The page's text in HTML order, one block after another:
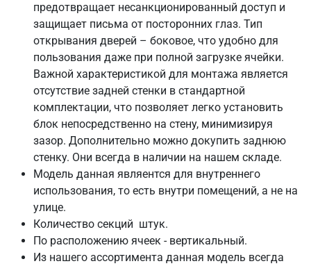
предотвращает несанкционированный доступ и
защищает письма от посторонних глаз. Тип
открывания дверей – боковое, что удобно для
пользования даже при полной загрузке ячейки.
Важной характеристикой для монтажа является
отсутствие задней стенки в стандартной
комплектации, что позволяет легко установить
блок непосредственно на стену, минимизируя
зазор. Дополнительно можно докупить заднюю
стенку. Они всегда в наличии на нашем складе.
Модель данная являентся для внутреннего
использования, то есть внутри помещений, а не на
улице.
Количество секций штук.
По расположению ячеек - вертикальный.
Из нашего ассортимента данная модель всегда